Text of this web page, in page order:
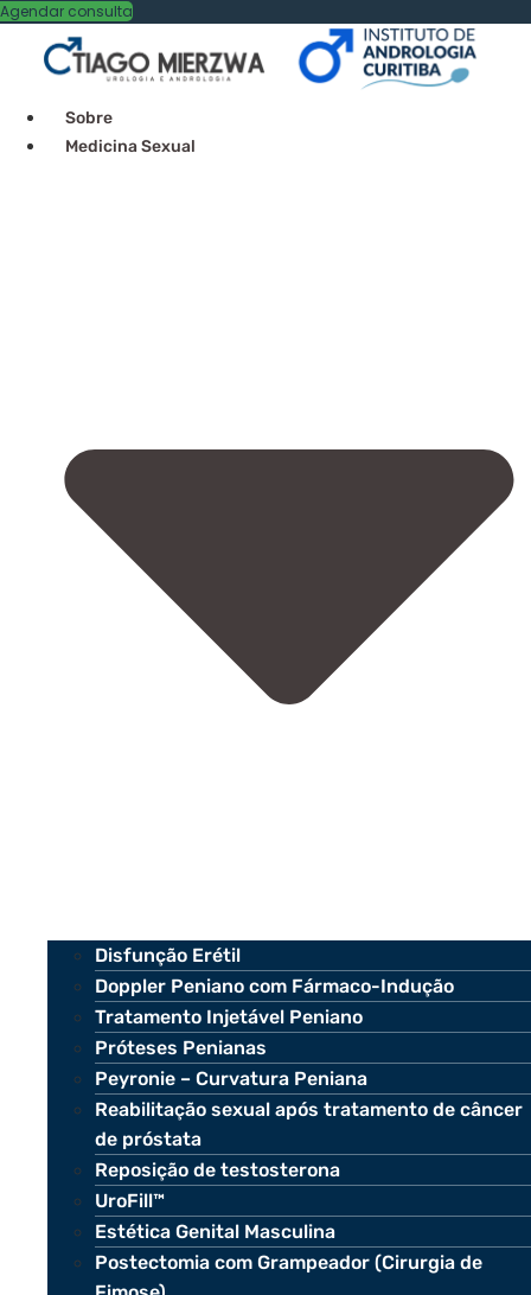
Agendar consulta
Sobre
Medicina Sexual
Disfunção Erétil
Doppler Peniano com Fármaco-Indução
Tratamento Injetável Peniano
Próteses Penianas
Peyronie – Curvatura Peniana
Reabilitação sexual após tratamento de câncer
de próstata
Reposição de testosterona
UroFill™
Estética Genital Masculina
Postectomia com Grampeador (Cirurgia de